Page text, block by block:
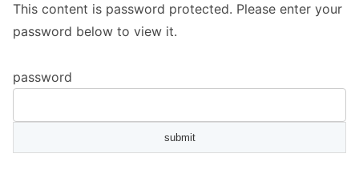
This content is password protected. Please enter your
password below to view it.
password